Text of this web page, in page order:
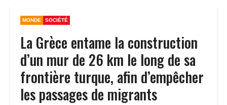
MONDE SOCIÉTÉ
La Grèce entame la construction
d’un mur de 26 km le long de sa
frontière turque, afin d’empêcher
les passages de migrants